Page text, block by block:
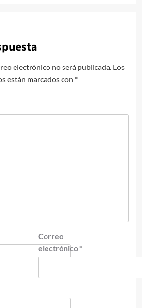
electrónico no será publicada. Los
están marcados con *
Correo
electrónico *